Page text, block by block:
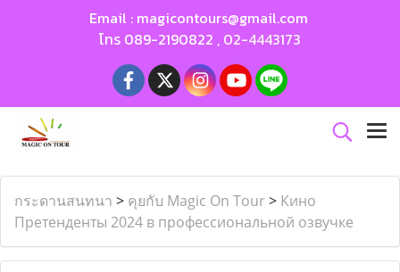
Email : magicontours@gmail.com
โทร 089-2190822 , 02-4443173
กระดานสนทนา > คุยกับ Magic On Tour > Кино
Претенденты 2024 в профессиональной озвучке